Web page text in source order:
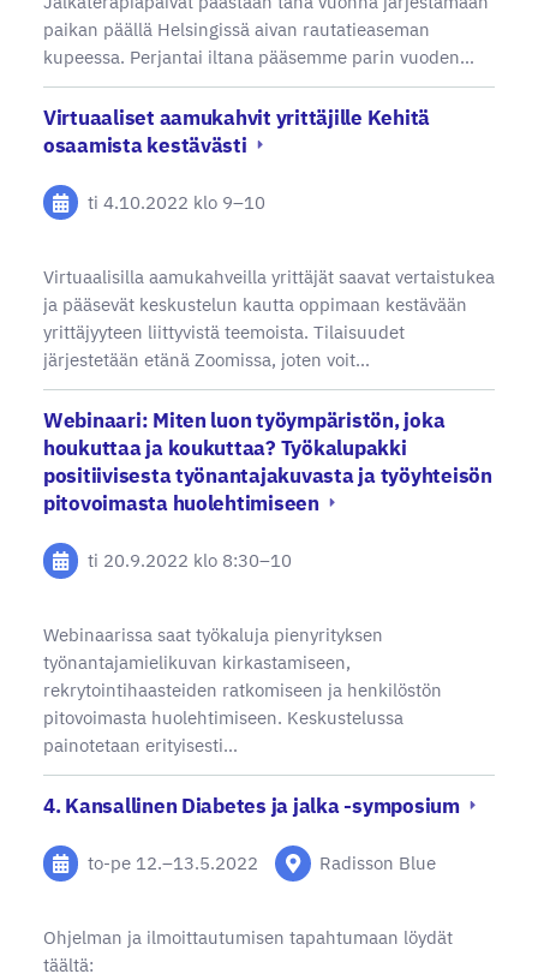
paikan päällä Helsingissä aivan rautatieaseman
kupeessa. Perjantai iltana pääsemme parin vuoden…
Virtuaaliset aamukahvit yrittäjille Kehitä
osaamista kestävästi
ti 4.10.2022 klo 9–10
Virtuaalisilla aamukahveilla yrittäjät saavat vertaistukea
ja pääsevät keskustelun kautta oppimaan kestävään
yrittäjyyteen liittyvistä teemoista. Tilaisuudet
järjestetään etänä Zoomissa, joten voit…
Webinaari: Miten luon työympäristön, joka
houkuttaa ja koukuttaa? Työkalupakki
positiivisesta työnantajakuvasta ja työyhteisön
pitovoimasta huolehtimiseen
ti 20.9.2022 klo 8:30–10
Webinaarissa saat työkaluja pienyrityksen
työnantajamielikuvan kirkastamiseen,
rekrytointihaasteiden ratkomiseen ja henkilöstön
pitovoimasta huolehtimiseen. Keskustelussa
painotetaan erityisesti…
4. Kansallinen Diabetes ja jalka -symposium
to-pe 12.–13.5.2022 Radisson Blue
Ohjelman ja ilmoittautumisen tapahtumaan löydät
täältä: